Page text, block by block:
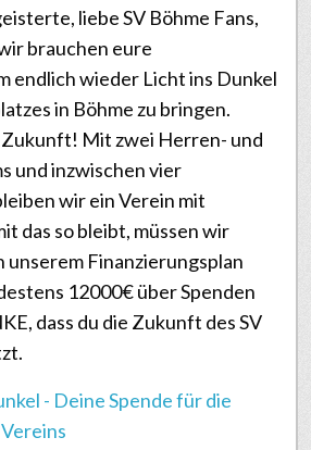
liebe SV Böhme Fans,
brauchen eure
endlich wieder Licht ins Dunkel
in Böhme zu bringen.
Zukunft! Mit zwei Herren- und
und inzwischen vier
wir ein Verein mit
das so bleibt, müssen wir
unserem Finanzierungsplan
12000€ über Spenden
dass du die Zukunft des SV
- Deine Spende für die